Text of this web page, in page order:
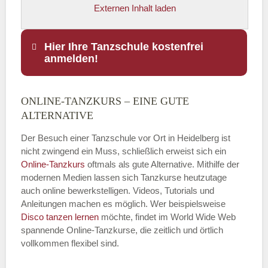
Externen Inhalt laden
Hier Ihre Tanzschule kostenfrei
anmelden!
Name
E-Mail*
Name der Tanzschule
ONLINE-TANZKURS – EINE GUTE
ALTERNATIVE
Der Besuch einer Tanzschule vor Ort in Heidelberg ist
nicht zwingend ein Muss, schließlich erweist sich ein
Online-Tanzkurs oftmals als gute Alternative. Mithilfe der
modernen Medien lassen sich Tanzkurse heutzutage
auch online bewerkstelligen. Videos, Tutorials und
Anleitungen machen es möglich. Wer beispielsweise
Disco tanzen lernen möchte, findet im World Wide Web
spannende Online-Tanzkurse, die zeitlich und örtlich
vollkommen flexibel sind.